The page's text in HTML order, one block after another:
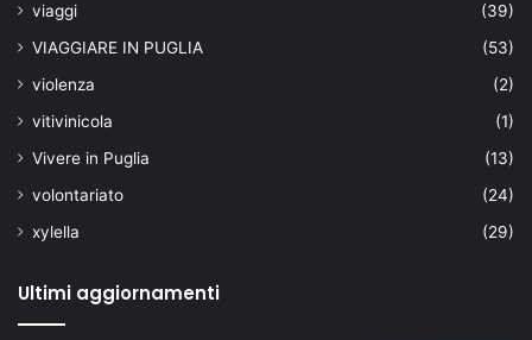
viaggi
(39)
VIAGGIARE IN PUGLIA
(53)
violenza
(2)
vitivinicola
(1)
Vivere in Puglia
(13)
volontariato
(24)
xylella
(29)
Ultimi aggiornamenti